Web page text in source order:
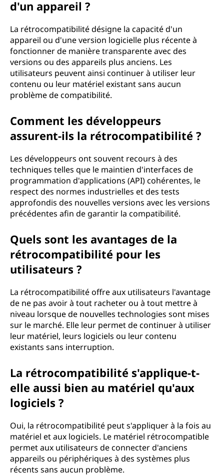
d'un appareil ?
La rétrocompatibilité désigne la capacité d'un
appareil ou d'une version logicielle plus récente à
fonctionner de manière transparente avec des
versions ou des appareils plus anciens. Les
utilisateurs peuvent ainsi continuer à utiliser leur
contenu ou leur matériel existant sans aucun
problème de compatibilité.
Comment les développeurs
assurent-ils la rétrocompatibilité ?
Les développeurs ont souvent recours à des
techniques telles que le maintien d'interfaces de
programmation d'applications (API) cohérentes, le
respect des normes industrielles et des tests
approfondis des nouvelles versions avec les versions
précédentes afin de garantir la compatibilité.
Quels sont les avantages de la
rétrocompatibilité pour les
utilisateurs ?
La rétrocompatibilité offre aux utilisateurs l'avantage
de ne pas avoir à tout racheter ou à tout mettre à
niveau lorsque de nouvelles technologies sont mises
sur le marché. Elle leur permet de continuer à utiliser
leur matériel, leurs logiciels ou leur contenu
existants sans interruption.
La rétrocompatibilité s'applique-t-
elle aussi bien au matériel qu'aux
logiciels ?
Oui, la rétrocompatibilité peut s'appliquer à la fois au
matériel et aux logiciels. Le matériel rétrocompatible
permet aux utilisateurs de connecter d'anciens
appareils ou périphériques à des systèmes plus
récents sans aucun problème.